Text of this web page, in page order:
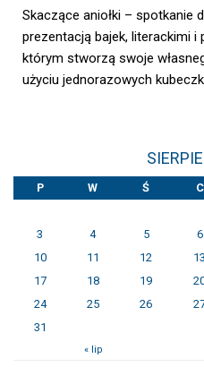
Skaczące aniołki – spotkanie
prezentacją bajek, literackimi
którym stworzą swoje
użyciu jednorazowych
P W Ś C
3
4 5 6
10
11 12 13
17
18 19
24
25 26
31
« lip